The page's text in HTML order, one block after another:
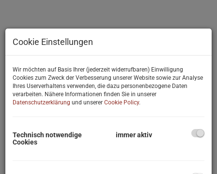
Cookie Einstellungen
Wir möchten auf Basis Ihrer (jederzeit widerrufbaren) Einwilligung
Cookies zum Zweck der Verbesserung unserer Website sowie zur Analyse
Ihres Userverhaltens verwenden, die dazu personenbezogene Daten
verarbeiten. Nähere Informationen finden Sie in unserer
Datenschutzerklärung und unserer Cookie Policy.
Technisch notwendige
Cookies
immer aktiv